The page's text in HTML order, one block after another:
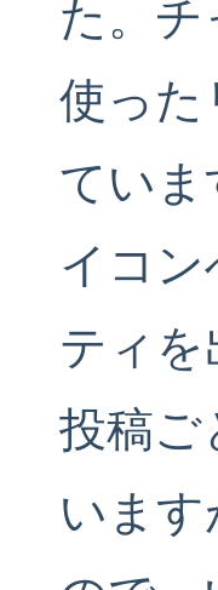
た。チ
使った
ていま
イコ
ティ
投稿ご
いま